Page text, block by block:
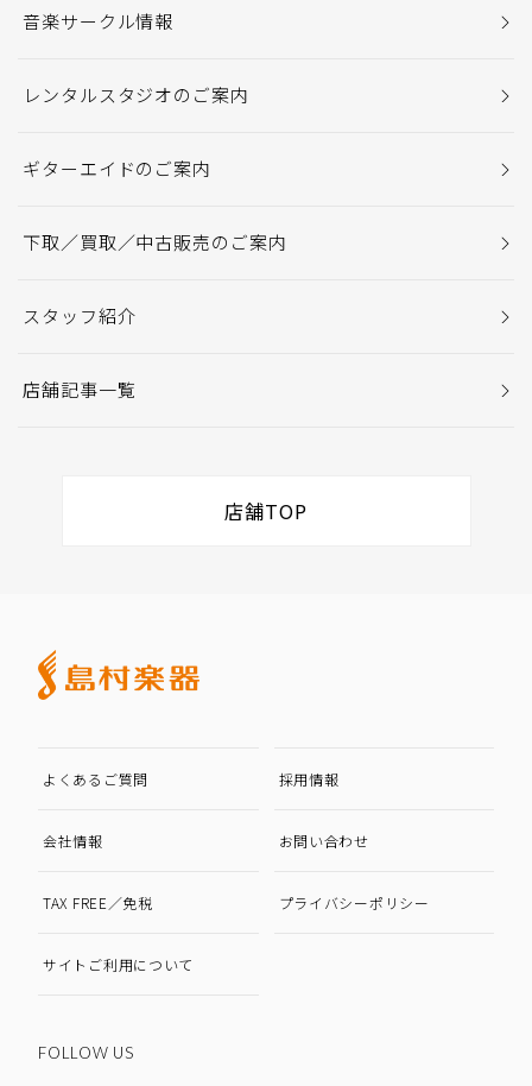
音楽サークル情報
レンタルスタジオのご案内
ギターエイドのご案内
下取／買取／中古販売のご案内
スタッフ紹介
店舗記事一覧
店舗TOP
よくあるご質問 採用情報
会社情報 お問い合わせ
TAX FREE／免税 プライバシーポリシー
サイトご利用について
FOLLOW US